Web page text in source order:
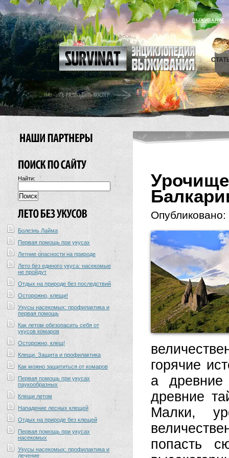
ВЫЖИВАНИЕ
Найти:
Болезнь Лайма
Первая помощь при укусах
Летние опасности на природе
Лето без единого укуса: насекомые
не пройдут
Отдых на природе без последствий
Осторожно, клещи!
Укусы насекомых: профилактика и
первая помощь
Как летом обезопасить себя от
укусов комаров
Осторожно, клещ!
Клещи. Защита и профилактика
Как можно защититься от комаров
Первая помощь при укусах
паукообразных
Клещи летом
Нападение лесных клещей
Отдых на природе без клещей
Первая помощь при укусах
насекомых
Укусы насекомых: профилактика и
лечение
Опубликовано:
горячие
а
древние
Малки,
попасть